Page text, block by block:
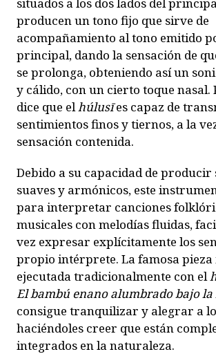
producen un tono fijo que sirve de
acompañamiento al tono emitido
principal, dando la sensación de
se prolonga, obteniendo así un
y cálido, con un cierto toque nasal.
dice que elhúlusīes capaz de
sentimientos finos y tiernos, a la
sensación contenida.
Debido a su capacidad de producir
suaves y armónicos, este
para interpretar canciones
musicales con melodías fluidas,
vez expresar explícitamente los
propio intérprete. La famosa pieza
ejecutada tradicionalmente con el
El bambú enano alumbrado bajo
consigue tranquilizar y alegrar a
haciéndoles creer que están
integrados en la naturaleza.